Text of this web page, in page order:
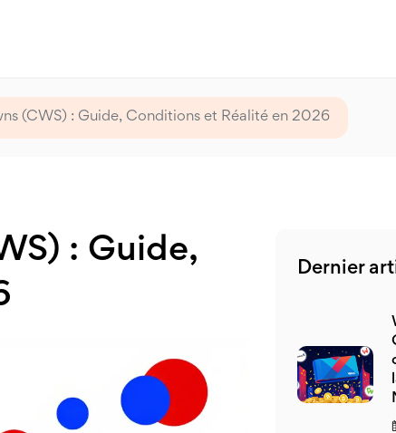
(CWS) : Guide, Conditions et Réalité en 2026
: Guide,
Dernier